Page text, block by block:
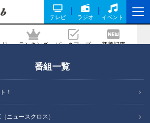
テレビ ラジオ イベント
り ランキング ピックアップ 新着記事
番組一覧
！
ニュースクロス）
定番は柏餅だけじゃな
廣アナ感動の郷土和菓
とは？